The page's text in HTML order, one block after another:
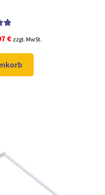
€
€Aktueller
Preis
ist:
79,97 €.
zzgl. MwSt.